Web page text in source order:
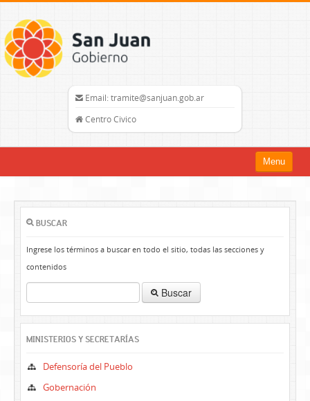
Email: tramite@sanjuan.gob.ar
Centro Civico
Menu
Mapa del Sitio
BUSCAR
Ingrese los términos a buscar en todo el sitio, todas las secciones y
contenidos
Buscar
MINISTERIOS Y SECRETARÍAS
Defensoría del Pueblo
Gobernación